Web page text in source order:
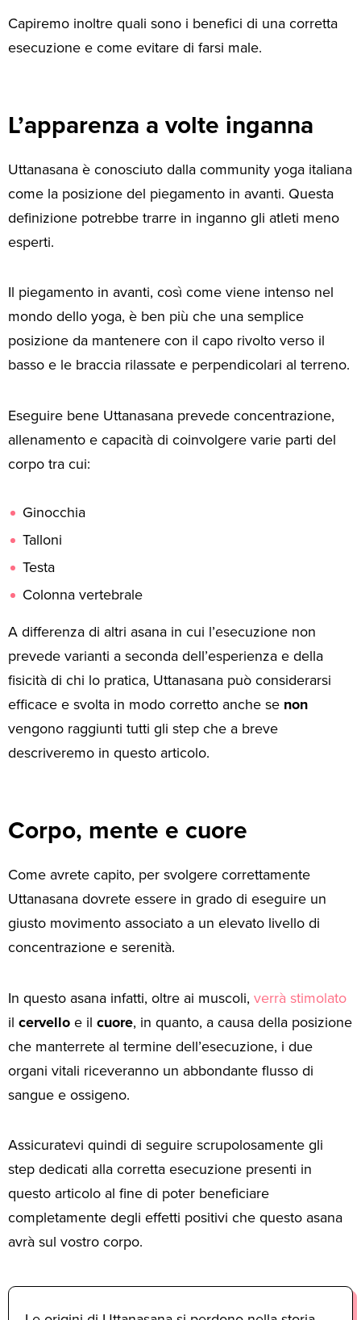
Capiremo inoltre quali sono i benefici di una corretta
esecuzione e come evitare di farsi male.
L’apparenza a volte inganna
Uttanasana è conosciuto dalla community yoga italiana
come la posizione del piegamento in avanti. Questa
definizione potrebbe trarre in inganno gli atleti meno
esperti.
Il piegamento in avanti, così come viene intenso nel
mondo dello yoga, è ben più che una semplice
posizione da mantenere con il capo rivolto verso il
basso e le braccia rilassate e perpendicolari al terreno.
Eseguire bene Uttanasana prevede concentrazione,
allenamento e capacità di coinvolgere varie parti del
corpo tra cui:
Ginocchia
Talloni
Testa
Colonna vertebrale
A differenza di altri asana in cui l’esecuzione non
prevede varianti a seconda dell’esperienza e della
fisicità di chi lo pratica, Uttanasana può considerarsi
efficace e svolta in modo corretto anche se non
vengono raggiunti tutti gli step che a breve
descriveremo in questo articolo.
Corpo, mente e cuore
Come avrete capito, per svolgere correttamente
Uttanasana dovrete essere in grado di eseguire un
giusto movimento associato a un elevato livello di
concentrazione e serenità.
In questo asana infatti, oltre ai muscoli, verrà stimolato
il cervelloe il cuore, in quanto, a causa della posizione
che manterrete al termine dell’esecuzione, i due
organi vitali riceveranno un abbondante flusso di
sangue e ossigeno.
Assicuratevi quindi di seguire scrupolosamente gli
step dedicati alla corretta esecuzione presenti in
questo articolo al fine di poter beneficiare
completamente degli effetti positivi che questo asana
avrà sul vostro corpo.